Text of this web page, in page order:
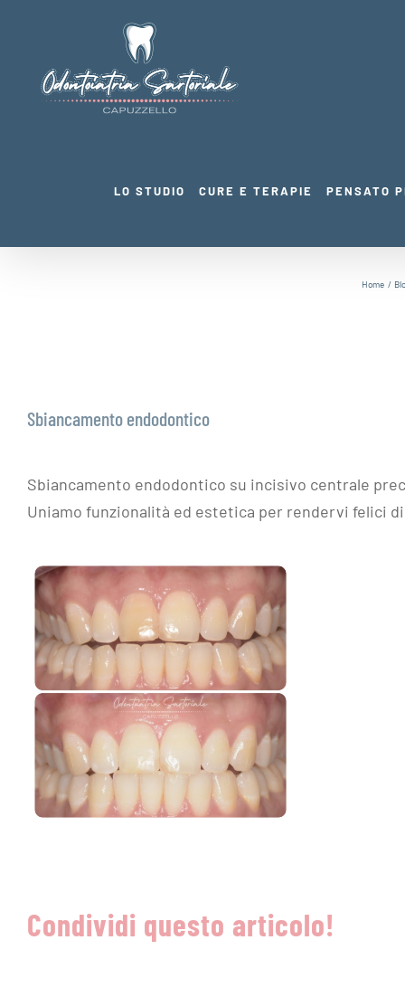
contenuto
LO STUDIO CURE E TERAPIE PENSATO
Home
Sbiancamento endodontico
Sbiancamento endodontico su incisivo centrale
Uniamo funzionalità ed estetica per rendervi felici
Condividi questo articolo!